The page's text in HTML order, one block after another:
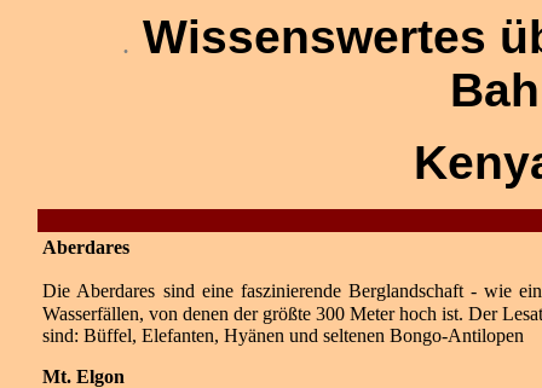
. Wissenswertes
Aberdares
Die Aberdares sind eine faszinierende Berglandschaft - wie
Wasserfällen, von denen der größte 300 Meter hoch ist. Der
sind: Büffel, Elefanten, Hyänen und seltenen Bongo-Antilopen
Mt. Elgon